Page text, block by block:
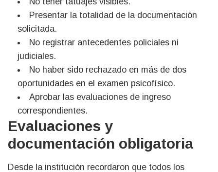
Presentar la totalidad de la documentación
solicitada.
No registrar antecedentes policiales ni
judiciales.
No haber sido rechazado en más de dos
oportunidades en el examen psicofísico.
Aprobar las evaluaciones de ingreso
correspondientes.
Evaluaciones y
documentación obligatoria
Desde la institución recordaron que todos los